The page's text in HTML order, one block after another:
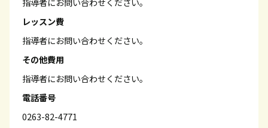
レッスン費
指導者にお問い合わせください。
その他費用
指導者にお問い合わせください。
電話番号
0263-82-4771